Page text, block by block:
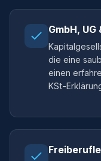
GmbH, UG
die eine
einen
KSt-